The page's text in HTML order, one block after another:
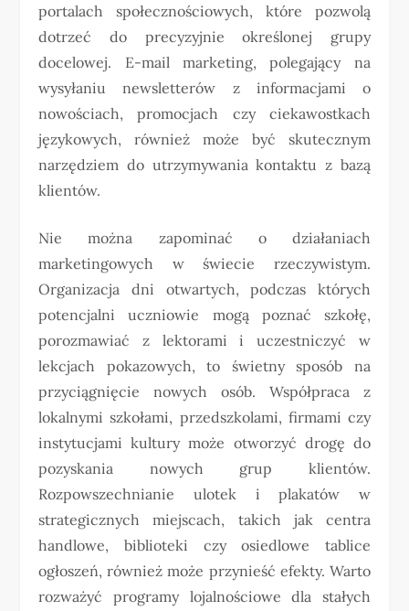
portalach społecznościowych, które pozwolą
dotrzeć do precyzyjnie określonej grupy
docelowej. E-mail marketing, polegający na
wysyłaniu newsletterów z informacjami o
nowościach, promocjach czy ciekawostkach
językowych, również może być skutecznym
narzędziem do utrzymywania kontaktu z bazą
klientów.
Nie można zapominać o działaniach
marketingowych w świecie rzeczywistym.
Organizacja dni otwartych, podczas których
potencjalni uczniowie mogą poznać szkołę,
porozmawiać z lektorami i uczestniczyć w
lekcjach pokazowych, to świetny sposób na
przyciągnięcie nowych osób. Współpraca z
lokalnymi szkołami, przedszkolami, firmami czy
instytucjami kultury może otworzyć drogę do
pozyskania nowych grup klientów.
Rozpowszechnianie ulotek i plakatów w
strategicznych miejscach, takich jak centra
handlowe, biblioteki czy osiedlowe tablice
ogłoszeń, również może przynieść efekty. Warto
rozważyć programy lojalnościowe dla stałych